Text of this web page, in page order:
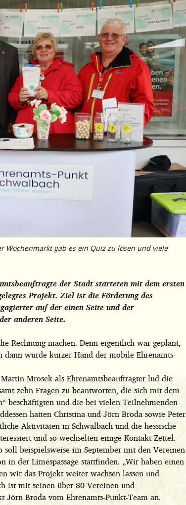
Wochenmarkt gab es ein Quiz zu lösen und viele
der Stadt starteten mit dem ersten
Projekt. Ziel ist die Förderung des
auf der einen Seite und der
anderen Seite.
Rechnung machen. Denn eigentlich war geplant,
wurde kurzer Hand der mobile Ehrenamts-
Mrosek als Ehrenamtsbeauftragter lud die
zehn Fragen zu beantworten, die sich mit dem
beschäftigten und die bei vielen Teilnehmenden
hatten Christina und Jörn Broda sowie Peter
Aktivitäten in Schwalbach und die hessische
und so wechselten einige Kontakt-Zettel.
beispielsweise im September mit den Vereinen
der Limespassage stattfinden. „Wir haben einen
wir das Projekt weiter wachsen lassen und
ist mit seinen über 80 Vereinen und
Jörn Broda vom Ehrenamts-Punkt-Team an.